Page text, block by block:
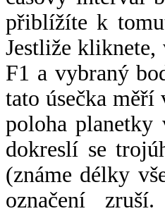
přiblížíte k
Jestliže kliknete,
F1 a vybraný
tato úsečka měří
poloha planetky
dokreslí se
(známe délky
označení